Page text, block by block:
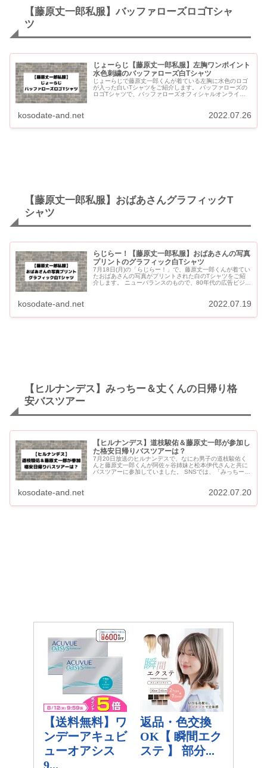
【藤原丈一郎私服】バッファローズロゴTシャ
ツ
じょーらじ【藤原丈一郎私服】左胸ワンポイント
水色刺繍のバッファローズ白Tシャツ
じょーらじで藤原丈一郎くんが着ている左胸に水色のロゴ
が入った白いTシャツをご紹介します。 バッファローズの
ロゴTシャツで、バッファローズオフィシャルオンライン
kosodate-and.net 2022.07.26
【藤原丈一郎私服】おばあさんグラフィックT
シャツ
らじらー！【藤原丈一郎私服】おばあさんの写真
プリントのグラフィック白Tシャツ
7月18日(月)の「らじらー！」で、藤原丈一郎くんが着てい
たおばあさんの写真がプリントされた白のTシャツをご紹
介します。 ニューバランスのもので、80年代の広告ビジュ
kosodate-and.net 2022.07.19
【ヒルナンデス】みっちー＆丈くんの日帰り格
安バスツアー
【ヒルナンデス】道枝駿佑＆藤原丈一郎が参加し
た格安日帰りバスツアーは？
7月20日放送のヒルナンデスで、なにわ男子の道枝駿佑く
んと藤原丈一郎くんが阿佐ヶ谷姉妹と松本伊代さんと共に
バスツアーに参加していました。 SNSでは、「みっちーと
kosodate-and.net 2022.07.20